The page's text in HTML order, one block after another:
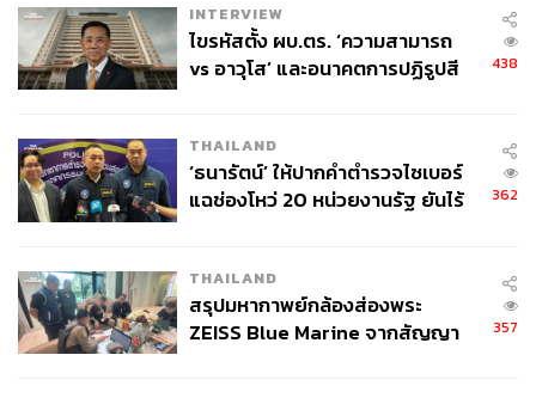
INTERVIEW
ไขรหัสตั้ง ผบ.ตร. ‘ความสามารถ
vs อาวุโส’ และอนาคตการปฏิรูปสี
438
THAILAND
‘ธนารัตน์’ ให้ปากคำตำรวจไซเบอร์
แฉช่องโหว่ 20 หน่วยงานรัฐ ยันไร้
362
THAILAND
สรุปมหากาพย์กล้องส่องพระ
ZEISS Blue Marine จากสัญญา
357